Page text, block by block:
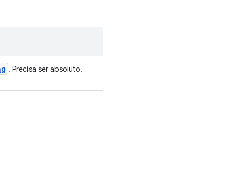
. Precisa ser absoluto.